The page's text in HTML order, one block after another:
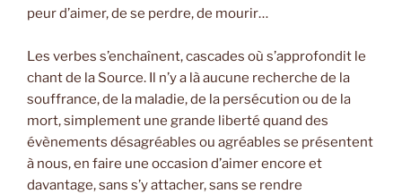
peur d’aimer, de se perdre, de mourir…
Les verbes s’enchaînent, cascades où s’approfondit le
chant de la Source. Il n’y a là aucune recherche de la
souffrance, de la maladie, de la persécution ou de la
mort, simplement une grande liberté quand des
évènements désagréables ou agréables se présentent
à nous, en faire une occasion d’aimer encore et
davantage, sans s’y attacher, sans se rendre